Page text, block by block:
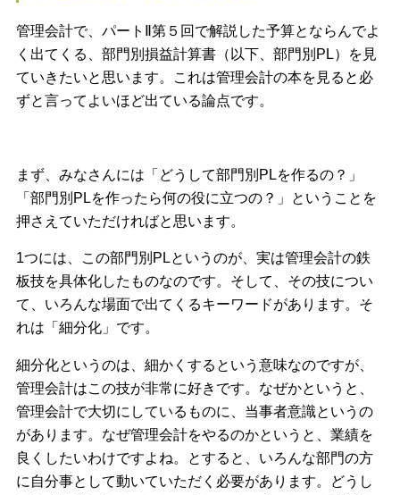
管理会計で、パートⅡ第５回で解説した予算とならんでよ
く出てくる、部門別損益計算書（以下、部門別PL）を見
ていきたいと思います。これは管理会計の本を見ると必
ずと言ってよいほど出ている論点です。
まず、みなさんには「どうして部門別PLを作るの？」
「部門別PLを作ったら何の役に立つの？」ということを
押さえていただければと思います。
1つには、この部門別PLというのが、実は管理会計の鉄
板技を具体化したものなのです。そして、その技につい
て、いろんな場面で出てくるキーワードがあります。そ
れは「細分化」です。
細分化というのは、細かくするという意味なのですが、
管理会計はこの技が非常に好きです。なぜかというと、
管理会計で大切にしているものに、当事者意識というの
があります。なぜ管理会計をやるのかというと、業績を
良くしたいわけですよね。とすると、いろんな部門の方
に自分事として動いていただく必要があります。どうし